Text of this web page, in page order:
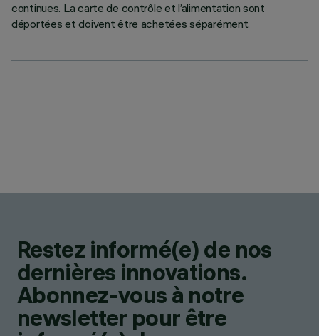
continues. La carte de contrôle et l’alimentation sont
déportées et doivent être achetées séparément.
Restez informé(e) de nos
dernières innovations.
Abonnez-vous à notre
newsletter pour être